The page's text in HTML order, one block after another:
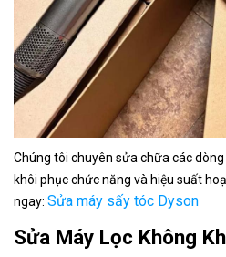
Chúng tôi chuyên sửa chữa các
khôi phục chức năng và hiệu suất
ngay: Sửa máy sấy tóc Dyson
Sửa Máy Lọc Không